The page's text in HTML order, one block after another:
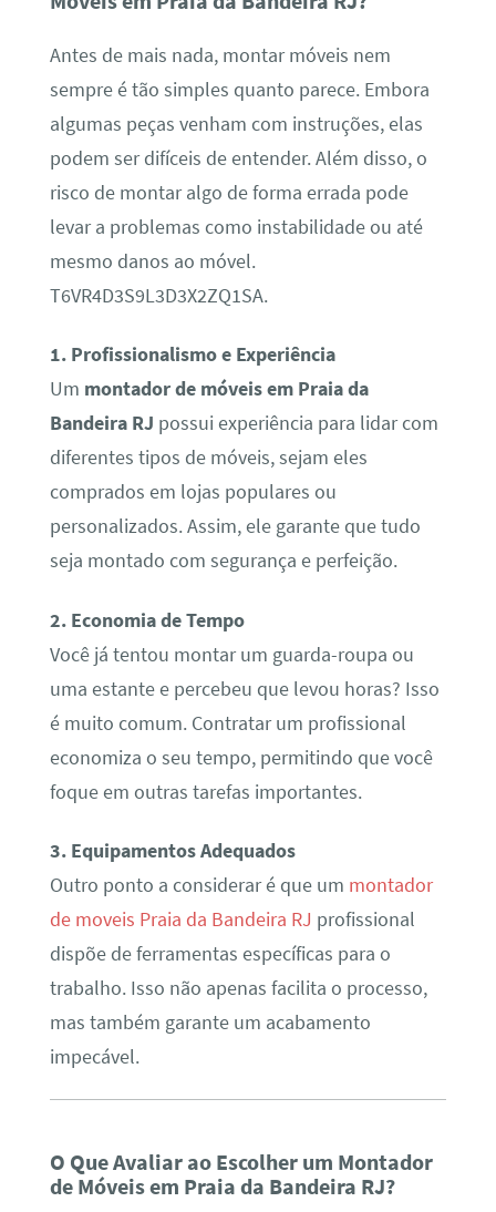
Antes de mais nada, montar móveis nem
sempre é tão simples quanto parece. Embora
algumas peças venham com instruções, elas
podem ser difíceis de entender. Além disso, o
risco de montar algo de forma errada pode
levar a problemas como instabilidade ou até
mesmo danos ao móvel.
T6VR4D3S9L3D3X2ZQ1SA.
1. Profissionalismo e Experiência
Um montador de móveis em Praia da
Bandeira RJ possui experiência para lidar com
diferentes tipos de móveis, sejam eles
comprados em lojas populares ou
personalizados. Assim, ele garante que tudo
seja montado com segurança e perfeição.
2. Economia de Tempo
Você já tentou montar um guarda-roupa ou
uma estante e percebeu que levou horas? Isso
é muito comum. Contratar um profissional
economiza o seu tempo, permitindo que você
foque em outras tarefas importantes.
3. Equipamentos Adequados
Outro ponto a considerar é que um montador
de moveis Praia da Bandeira RJ profissional
dispõe de ferramentas específicas para o
trabalho. Isso não apenas facilita o processo,
mas também garante um acabamento
impecável.
O Que Avaliar ao Escolher um Montador
de Móveis em Praia da Bandeira RJ?